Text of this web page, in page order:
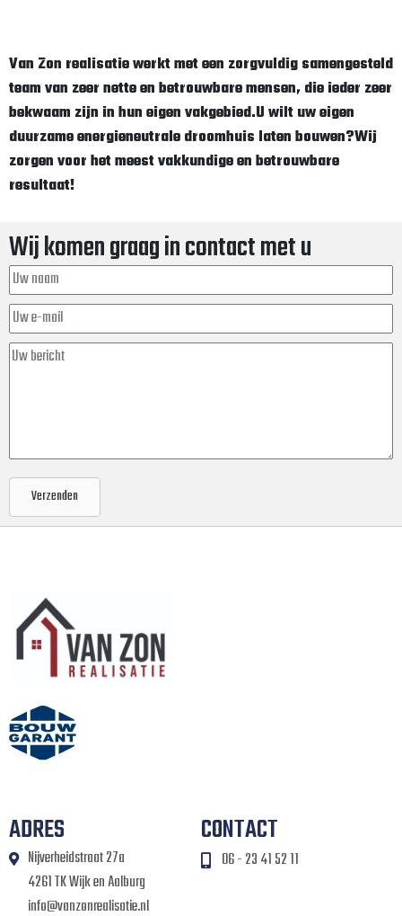
Van Zon realisatie werkt met een zorgvuldig samengesteld
team van zeer nette en betrouwbare mensen, die ieder zeer
bekwaam zijn in hun eigen vakgebied.U wilt uw eigen
duurzame energieneutrale droomhuis laten bouwen?Wij
zorgen voor het meest vakkundige en betrouwbare
resultaat!
Wij komen graag in contact met u
Verzenden
ADRES
Nijverheidstraat 27a
4261 TK Wijk en Aalburg
info@vanzonrealisatie.nl
CONTACT
06 - 23 41 52 11